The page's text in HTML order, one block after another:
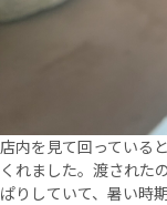
店内を見て回っている
くれました。渡された
ぱりしていて、暑い時